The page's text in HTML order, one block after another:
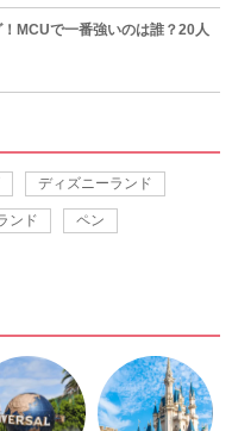
MCUで一番強いのは誰？20人
ディズニーランド
ンド ペン